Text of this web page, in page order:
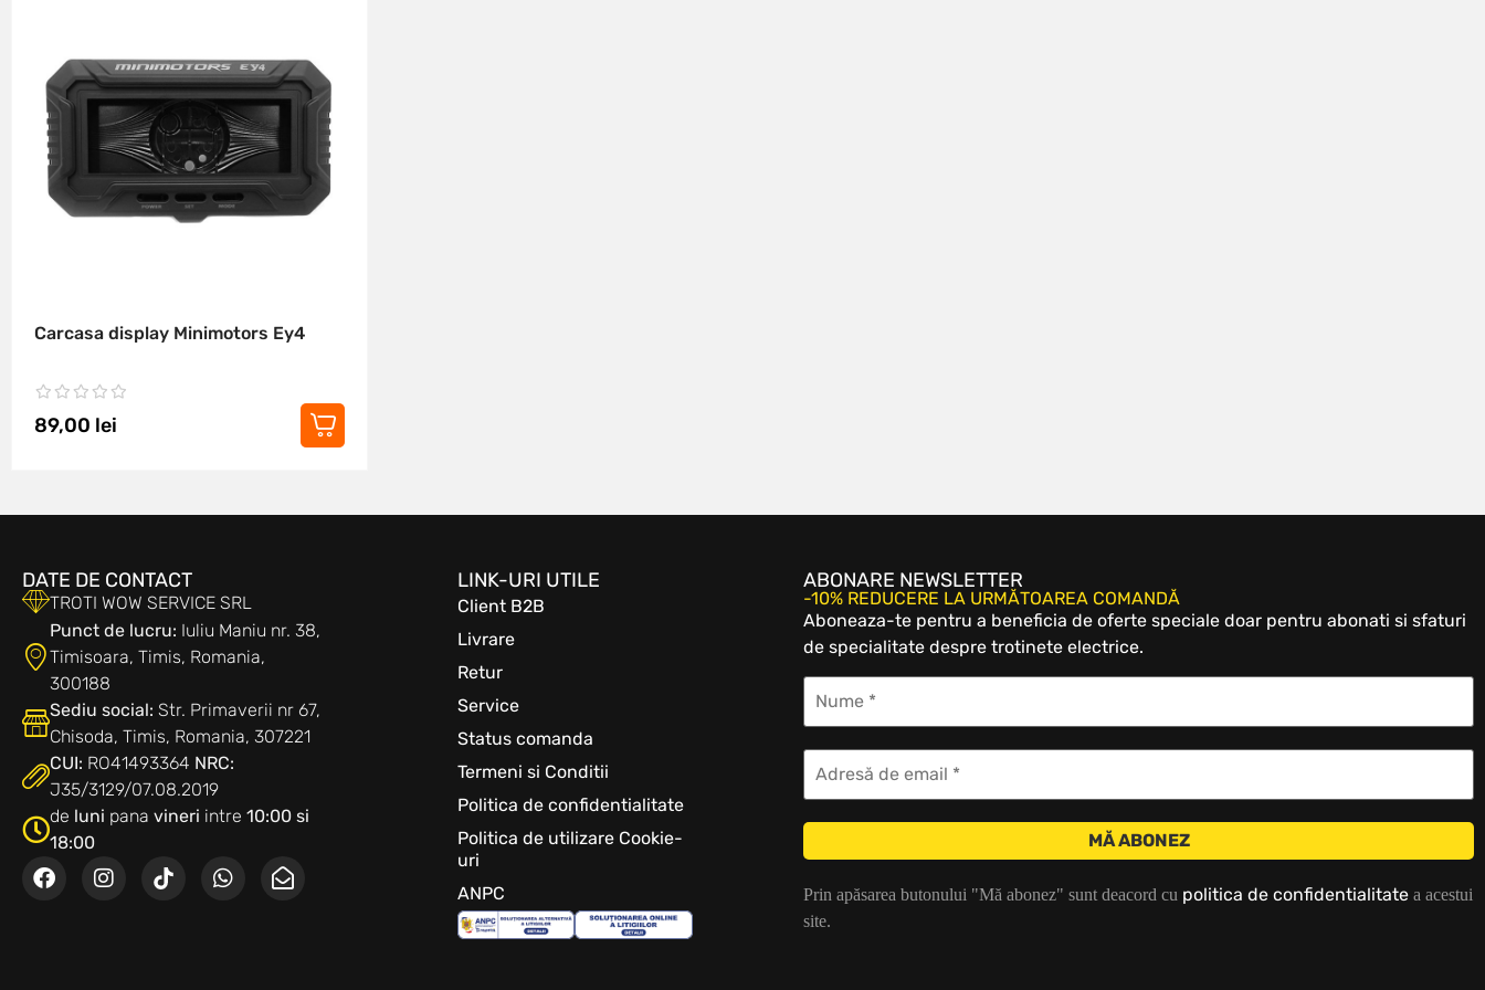
Carcasa display Minimotors Ey4
89,00 lei
DATE DE CONTACT
TROTI WOW SERVICE SRL
Punct de lucru: Iuliu Maniu nr. 38,
Timisoara, Timis, Romania,
300188
Sediu social: Str. Primaverii nr 67,
Chisoda, Timis, Romania, 307221
CUI: RO41493364 NRC:
J35/3129/07.08.2019
de luni pana vineri intre 10:00 si
18:00
LINK-URI UTILE
Client B2B
Livrare
Retur
Service
Status comanda
Termeni si Conditii
Politica de confidentialitate
Politica de utilizare Cookie-
uri
ANPC
ABONARE NEWSLETTER
-10% REDUCERE LA URMĂTOAREA COMANDĂ
Aboneaza-te pentru a beneficia de oferte speciale doar pentru abonati si sfaturi
de specialitate despre trotinete electrice.
Prin apăsarea butonului "Mă abonez" sunt deacord cu politica de confidentialitate a acestui
site.